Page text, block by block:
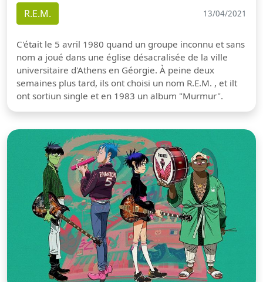
R.E.M. 13/04/2021
C'était le 5 avril 1980 quand un groupe inconnu et sans
nom a joué dans une église désacralisée de la ville
universitaire d'Athens en Géorgie. À peine deux
semaines plus tard, ils ont choisi un nom R.E.M. , et ilt
ont sortiun single et en 1983 un album "Murmur".